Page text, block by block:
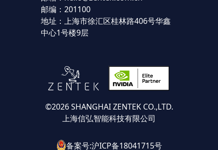
邮编：201100
地址：上海市徐汇区桂林路406号华鑫
中心1号楼9层
©2026 SHANGHAI ZENTEK CO.,LTD.
上海信弘智能科技有限公司
备案号:沪ICP备18041715号